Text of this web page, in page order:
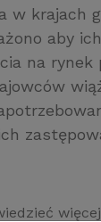
w krajach
aby
na rynek